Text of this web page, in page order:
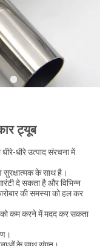
ट्यूब
धीरे उत्पाद संरचना में
के साथ है।
दे सकता है और विभिन्न
की समस्या को हल कर
को कम करने में मदद कर सकता